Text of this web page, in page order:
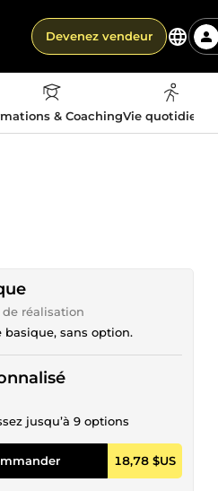
Devenez vendeur
& CoachingVie
de réalisation
basique, sans option.
jusqu’à 9 options
18,78 $US